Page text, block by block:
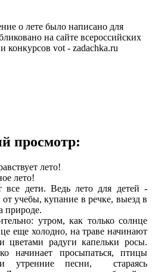
о лете было написано для
на сайте всероссийских
конкурсов vot - zadachka.ru
просмотр:
лето!
лето!
все дети. Ведь лето для детей -
учебы, купание в речке, выезд в
природе.
утром, как только солнце
еще холодно, на траве начинают
цветами радуги капельки росы.
начинает просыпаться, птицы
утренние песни, стараясь